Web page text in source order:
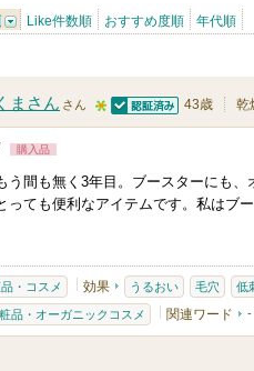
Like件数順 おすすめ度順 年代順
まさん さん
5
以
上
メ
ン
バ
43歳 乾
購入品
う間も無く3年目。ブースターにも
っても便利なアイテムです。私はブ
・コスメ 効果 うるおい 毛穴 低
品・オーガニックコスメ 関連ワード -